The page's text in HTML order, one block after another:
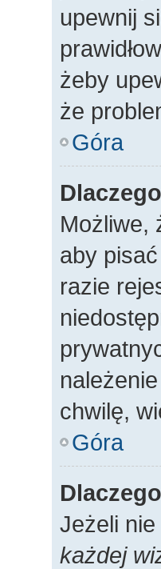
upewnij
żeby
że
Góra
Możliwe,
aby
razie
chwilę,
Góra
Jeżeli
każdej